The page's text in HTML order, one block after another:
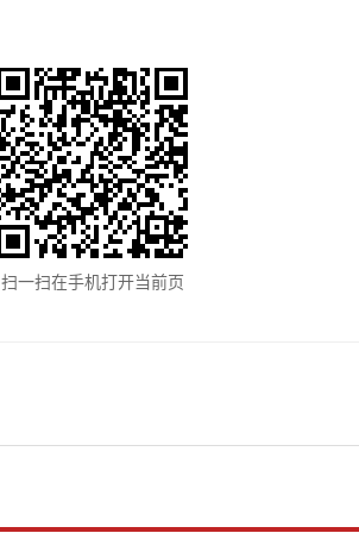
扫一扫在手机打开当前页